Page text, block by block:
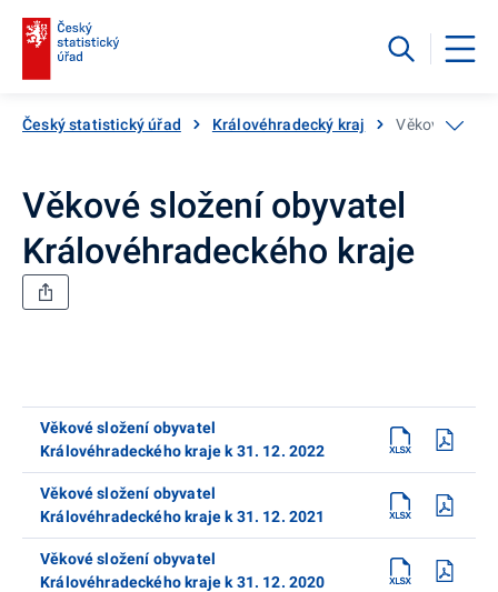
Český statistický úřad Královéhradecký kraj Věkové
Věkové složení obyvatel
Královéhradeckého kraje
Věkové složení obyvatel
Královéhradeckého kraje k 31. 12. 2022
Věkové složení obyvatel
Královéhradeckého kraje k 31. 12. 2021
Věkové složení obyvatel
Královéhradeckého kraje k 31. 12. 2020